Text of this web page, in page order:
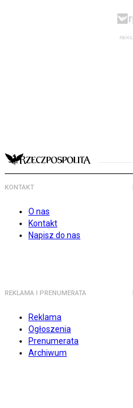
KONTAKT
O nas
Kontakt
Napisz do nas
REKLAMA I PRENUMERATA
Reklama
Ogłoszenia
Prenumerata
Archiwum